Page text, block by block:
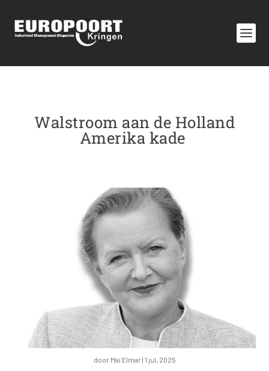
Walstroom aan de Holland
Amerika kade
door Mai Elmar| 1 jul, 2025